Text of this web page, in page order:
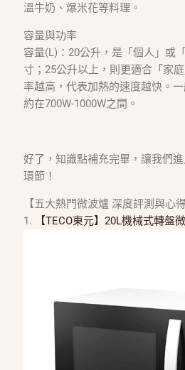
溫牛奶、爆米花等料理。
容量與功率
容量(L)：20公升，是「個人」或
寸；25公升以上，則更適合「家
率越高，代表加熱的速度越快。
約在700W-1000W之間。
好了，知識點補充完畢，讓我們
環節！
【五大熱門微波爐 深度評測與心得
1.
【TECO東元】20L機械式轉盤